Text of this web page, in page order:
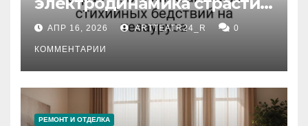
влияние анализа
стихийных бедствий на
тезауруса
АПР 16, 2026 ARTTEATR24_R 0
КОММЕНТАРИИ
РЕМОНТ И ОТДЕЛКА